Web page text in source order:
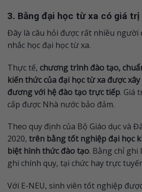
3. Bằng đại học từ xa có giá trị
Đây là câu hỏi được rất nhiều người
nhắc học đại học từ xa.
Thực tế, chương trình đào tạo,
kiến thức của đại học từ xa được
đương với hệ đào tạo trực tiếp. Giá
cấp được Nhà nước bảo đảm.
Theo quy định của Bộ Giáo dục và
2020, trên bằng tốt nghiệp đại học
biệt hình thức đào tạo. Bằng chỉ ghi
ghi chính quy, tại chức hay trực
Với E-NEU, sinh viên tốt nghiệp